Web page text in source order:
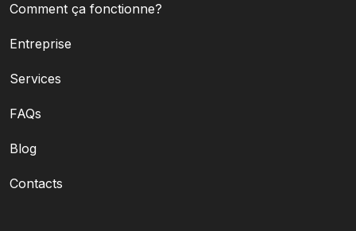
Comment ça fonctionne?
Entreprise
Services
FAQs
Blog
Contacts